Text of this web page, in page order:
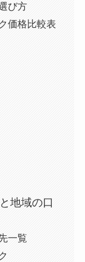
び方
価格比較表
地域の口
一覧